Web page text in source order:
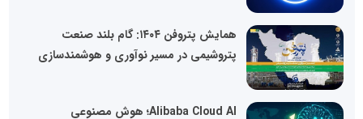
همایش پتروفن ۱۴۰۴: گام بلند صنعت
پتروشیمی در مسیر نوآوری و هوشمندسازی
Alibaba Cloud AI؛ هوش مصنوعی